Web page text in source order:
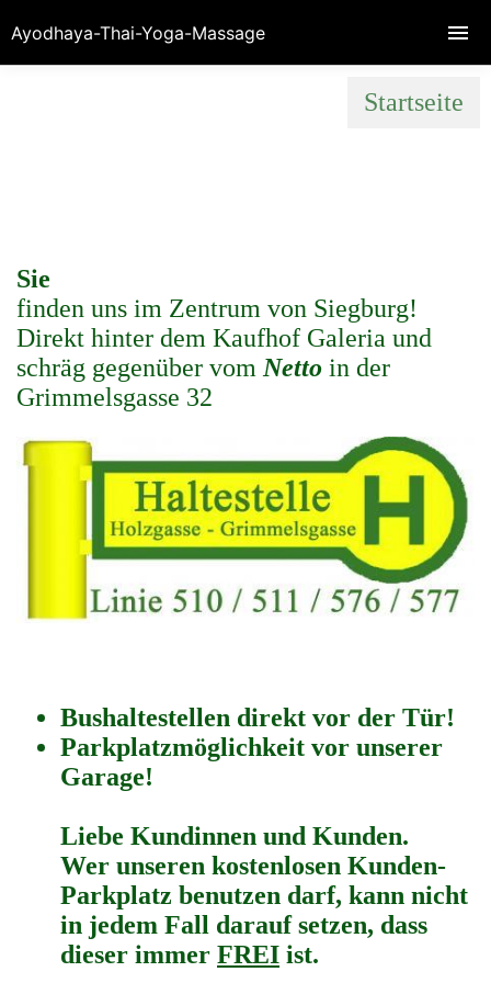
Startseite
Sie
finden uns im Zentrum von Siegburg!
Direkt hinter dem Kaufhof Galeria und
schräg gegenüber vom Netto in der
Grimmelsgasse 32
Bushaltestellen direkt vor der Tür!
Parkplatzmöglichkeit vor unserer
Garage!
Liebe Kundinnen und Kunden.
Wer unseren kostenlosen Kunden-
Parkplatz benutzen darf, kann nicht
in jedem Fall darauf setzen, dass
dieser immer FREI ist.
Ayodhaya-Thai-Yoga-Massage